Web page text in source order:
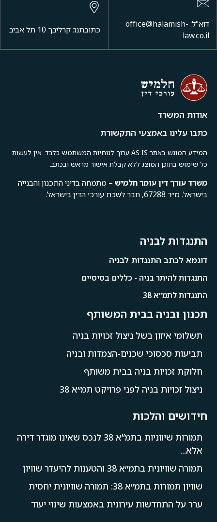
דוא"ל: office@halamish-
law.co.il
כתובתנו: קרליבך 10 תל אביב
אודות המשרד
כתבו עלינו באמצעי התקשורת
המידע המוגש באתר AS IS ערוך לנוחיות המשתמש בלבד. אין לעשות
כל שימוש בתוכן המוצג ללא קבלת אישור מראש ובכתב.
משרד עורךדיןעומרחלמיש – מתמחה בדיני התכנון והבנייה
בישראל. מ״ר 67288, חבר לשכת עורכי הדין בישראל.
התנגדות לבניה
דוגמא לכתב התנגדות לבניה
התנגדות להיתר בניה - כללים בסיסיים
התנגדות לתמ״א 38
תכנון ובניה בבית המשותף
תשלומי איזון בשל ניצול זכויות בניה
תביעות סכסוכי שכנים-הצמדות ובניה
חלוקת זכויות בניה בבית משותף
ניצול זכויות בניה לפני פרויקט תמ״א 38
חידושים והלכות
תמורות שיווניות בתמ”א 38 לנכס שאינו מוגדר דירה
אלא...
תמורה שוויונית בתמ״א 38 והטענות להיעדר שוויון
שוויון תמורות בתמ״א 38: תמורה שוויונית יחסית
ערר על התחדשות עירונית באמצעות שינוי יעוד